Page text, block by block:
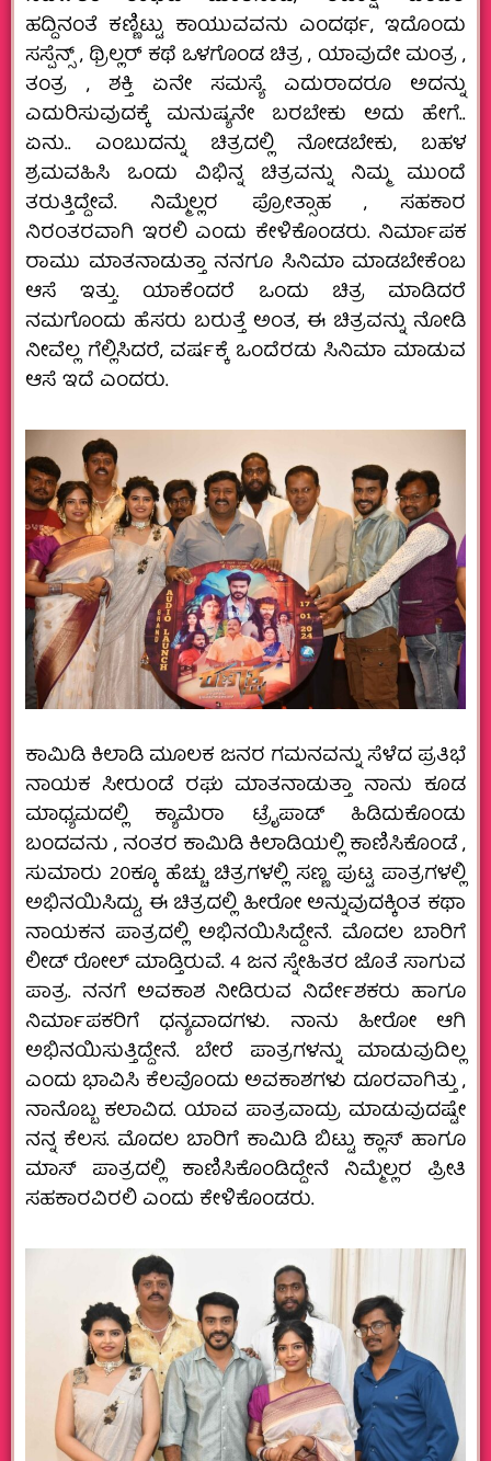
ಹದ್ದಿನಂತೆ ಕಣ್ಣಿಟ್ಟು ಕಾಯುವವನು ಎಂದರ್ಥ, ಇದೊಂದು
ಸಸ್ಪೆನ್ಸ್ , ಥ್ರಿಲ್ಲರ್ ಕಥೆ ಒಳಗೊಂಡ ಚಿತ್ರ , ಯಾವುದೇ ಮಂತ್ರ ,
ತಂತ್ರ , ಶಕ್ತಿ ಏನೇ ಸಮಸ್ಯೆ ಎದುರಾದರೂ ಅದನ್ನು
ಎದುರಿಸುವುದಕ್ಕೆ ಮನುಷ್ಯನೇ ಬರಬೇಕು ಅದು ಹೇಗೆ..
ಏನು.. ಎಂಬುದನ್ನು ಚಿತ್ರದಲ್ಲಿ ನೋಡಬೇಕು, ಬಹಳ
ಶ್ರಮವಹಿಸಿ ಒಂದು ವಿಭಿನ್ನ ಚಿತ್ರವನ್ನು ನಿಮ್ಮ ಮುಂದೆ
ತರುತ್ತಿದ್ದೇವೆ. ನಿಮ್ಮೆಲ್ಲರ ಪ್ರೋತ್ಸಾಹ , ಸಹಕಾರ
ನಿರಂತರವಾಗಿ ಇರಲಿ ಎಂದು ಕೇಳಿಕೊಂಡರು. ನಿರ್ಮಾಪಕ
ರಾಮು ಮಾತನಾಡುತ್ತಾ ನನಗೂ ಸಿನಿಮಾ ಮಾಡಬೇಕೆಂಬ
ಆಸೆ ಇತ್ತು. ಯಾಕೆಂದರೆ ಒಂದು ಚಿತ್ರ ಮಾಡಿದರೆ
ನಮಗೊಂದು ಹೆಸರು ಬರುತ್ತೆ ಅಂತ, ಈ ಚಿತ್ರವನ್ನು ನೋಡಿ
ನೀವೆಲ್ಲ‌ ಗೆಲ್ಲಿಸಿದರೆ, ವರ್ಷಕ್ಕೆ ಒಂದೆರಡು ಸಿನಿಮಾ ಮಾಡುವ
ಆಸೆ ಇದೆ ಎಂದರು.
ಕಾಮಿಡಿ ಕಿಲಾಡಿ ಮೂಲಕ ಜನರ ಗಮನವನ್ನು ಸೆಳೆದ ಪ್ರತಿಭೆ
ನಾಯಕ ಸೀರುಂಡೆ ರಘು ಮಾತನಾಡುತ್ತಾ ನಾನು ಕೂಡ
ಮಾಧ್ಯಮದಲ್ಲಿ ಕ್ಯಾಮೆರಾ ಟ್ರೈಪಾಡ್ ಹಿಡಿದುಕೊಂಡು
ಬಂದವನು , ನಂತರ ಕಾಮಿಡಿ ಕಿಲಾಡಿಯಲ್ಲಿ ಕಾಣಿಸಿಕೊಂಡೆ ,
ಸುಮಾರು 20ಕ್ಕೂ ಹೆಚ್ಚು ಚಿತ್ರಗಳಲ್ಲಿ ಸಣ್ಣ ಪುಟ್ಟ ಪಾತ್ರಗಳಲ್ಲಿ
ಅಭಿನಯಿಸಿದ್ದು, ಈ ಚಿತ್ರದಲ್ಲಿ ಹೀರೋ ಅನ್ನುವುದಕ್ಕಿಂತ ಕಥಾ
ನಾಯಕನ ಪಾತ್ರದಲ್ಲಿ ಅಭಿನಯಿಸಿದ್ದೇನೆ. ಮೊದಲ ಬಾರಿಗೆ
ಲೀಡ್ ರೋಲ್ ಮಾಡ್ತಿರುವೆ. 4 ಜನ ಸ್ನೇಹಿತರ ಜೊತೆ ಸಾಗುವ
ಪಾತ್ರ. ನನಗೆ ಅವಕಾಶ ನೀಡಿರುವ ನಿರ್ದೇಶಕರು ಹಾಗೂ
ನಿರ್ಮಾಪಕರಿಗೆ ಧನ್ಯವಾದಗಳು. ನಾನು ಹೀರೋ ಆಗಿ
ಅಭಿನಯಿಸುತ್ತಿದ್ದೇನೆ. ಬೇರೆ ಪಾತ್ರಗಳನ್ನು ಮಾಡುವುದಿಲ್ಲ
ಎಂದು ಭಾವಿಸಿ ಕೆಲವೊಂದು ಅವಕಾಶಗಳು ದೂರವಾಗಿತ್ತು ,
ನಾನೊಬ್ಬ ಕಲಾವಿದ. ಯಾವ ಪಾತ್ರವಾದ್ರು ಮಾಡುವುದಷ್ಟೇ
ನನ್ನ ಕೆಲಸ. ಮೊದಲ ಬಾರಿಗೆ ಕಾಮಿಡಿ ಬಿಟ್ಟು ಕ್ಲಾಸ್ ಹಾಗೂ
ಮಾಸ್ ಪಾತ್ರದಲ್ಲಿ ಕಾಣಿಸಿಕೊಂಡಿದ್ದೇನೆ ನಿಮ್ಮೆಲ್ಲರ ಪ್ರೀತಿ
ಸಹಕಾರವಿರಲಿ ಎಂದು ಕೇಳಿಕೊಂಡರು.